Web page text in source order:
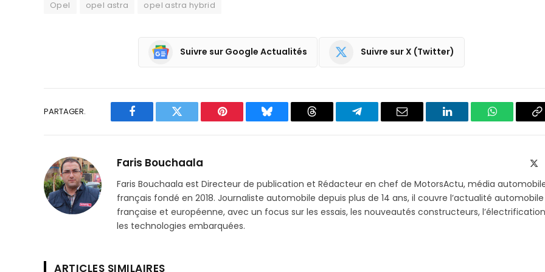
Opel opel astra opel astra hybrid
Suivre sur Google Actualités Suivre sur X (Twitter)
PARTAGER.
Facebook Twitter Pinterest Bluesky Threads
Partager
Email LinkedIn WhatsApp
Faris Bouchaala
Faris Bouchaala est Directeur de publication et Rédacteur en chef de MotorsActu, média
français fondé en 2018. Journaliste automobile depuis plus de 14 ans, il couvre l’actualité automobile
française et européenne, avec un focus sur les essais, les nouveautés constructeurs,
les technologies embarquées.
ARTICLES SIMILAIRES